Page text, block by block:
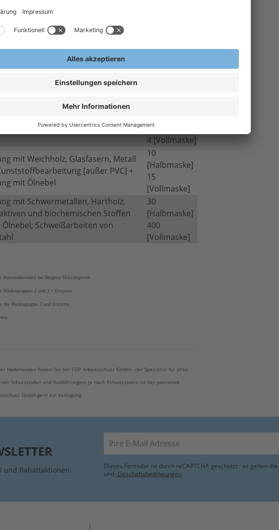
einsetzbar.
entsprechend ausgewählt
mit Grobstäuben
[Halbmaske]
4 [Vollmaske]
mit Weichholz, Glasfasern, Metall
[außer PVC] +
mit Ölnebel
10
[Halbmaske]
15
[Vollmaske]
mit Schwermetallen, Hartholz,
und biochemischen Stoffen
Ölnebel; Schweißarbeiten von
30
[Halbmaske]
400
[Vollmaske]
Atemwiderstand bei längerer Nutzungszeit.
Risikogruppen 2 und 3 + Enzyme.
der Risikogruppe 3 und Enzyme.
Halbmasken finden Sie bei TOP Arbeitsschutz GmbH - der Spezialist für alles
Schutzstufen und Ausführungen. Je nach Einsatzzweck ist der passende
GmbH gern zur Verfügung.
und Rabattaktionen.
E-Mail
Dieses Formular ist durch reCAPTCHA geschützt - es gelten die
und -Geschäftsbedingungen.